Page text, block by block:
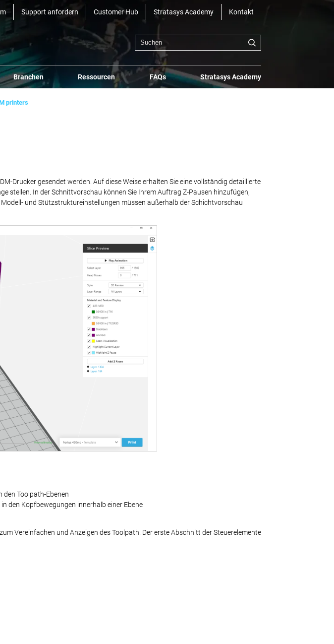
Support anfordern Customer Hub Stratasys Academy Kontakt
Branchen Ressourcen FAQs Stratasys Academy
printers
Drucker gesendet werden. Auf diese Weise erhalten Sie eine vollständig detaillierte
stellen. In der Schnittvorschau können Sie Ihrem Auftrag Z-Pausen hinzufügen,
und Stützstruktureinstellungen müssen außerhalb der Schichtvorschau
den Toolpath-Ebenen
den Kopfbewegungen innerhalb einer Ebene
Vereinfachen und Anzeigen des Toolpath. Der erste Abschnitt der Steuerelemente